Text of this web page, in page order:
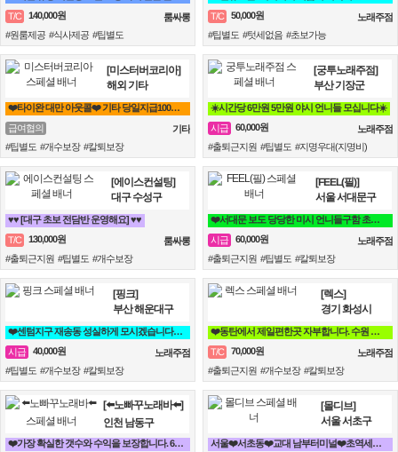
T/C
140,000원
룸싸롱
#원룸제공 #식사제공 #팁별도
T/C
50,000원
노래주점
#팁별도 #텃세없음 #초보가능
[미스터버코리아]
해외 기타
❤️타이완 대만 아웃콜❤️ 기타 당일지급100% 해외
급여협의
기타
#팁별도 #개수보장 #칼퇴보장
[궁투노래주점]
부산 기장군
☀️시간당 6만원 5만원 야시 언니들 모십니다☀️
시급
60,000원
노래주점
#출퇴근지원 #팁별도 #지명우대(지명비)
[에이스컨설팅]
대구 수성구
♥️♥️ [대구 초보 전담반 운영해요] ♥️♥️
T/C
130,000원
룸싸롱
#출퇴근지원 #팁별도 #개수보장
[FEEL(필)]
서울 서대문구
❤️서대문 보도 당당한 미시 언니들구함 초보 직장인 투잡 알바도 가능❤️
시급
60,000원
노래주점
#출퇴근지원 #팁별도 #칼퇴보장
[핑크]
부산 해운대구
❤️센텀지구 재송동 성실하게 모시겠습니다^^ 30대~50대 시급 4만❤️
시급
40,000원
노래주점
#팁별도 #개수보장 #칼퇴보장
[렉스]
경기 화성시
❤️동탄에서 제일편한곳 자부합니다. 수원 용인 병점 동탄 오산❤️
T/C
70,000원
노래주점
#출퇴근지원 #개수보장 #칼퇴보장
[⬅️노빠꾸노래바⬅️]
인천 남동구
❤️가장 확실한 갯수와 수익을 보장합니다. 60분 7만원 지급!❤️
[몰디브]
서울 서초구
서울❤️서초동❤️교대 남부터미널❤️초역세권❤️최고대우❤️노래방 알바구인